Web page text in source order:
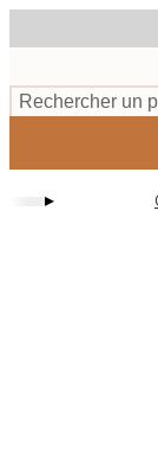
to
content.
Rechercher un
▸